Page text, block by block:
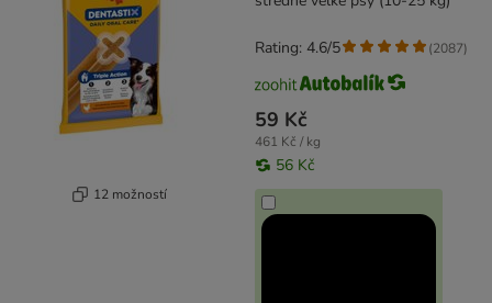
12 možností
59 Kč
461 Kč / kg
56 Kč
Rating: 4.6/5 (2087)